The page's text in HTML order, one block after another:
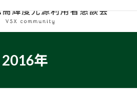
2016年